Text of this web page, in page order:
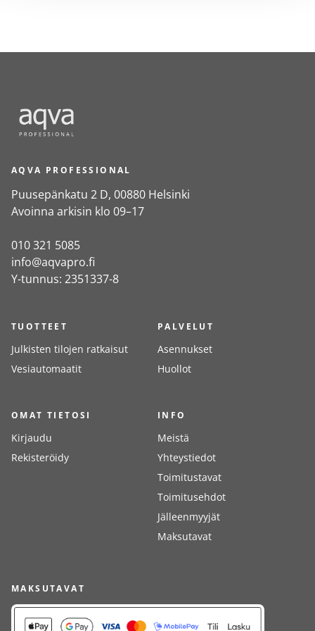
AQVA PROFESSIONAL
Puusepänkatu 2 D, 00880 Helsinki
Avoinna arkisin klo 09–17
010 321 5085
info@aqvapro.fi
Y-tunnus: 2351337-8
TUOTTEET
Julkisten tilojen ratkaisut
Vesiautomaatit
PALVELUT
Asennukset
Huollot
OMAT TIETOSI
Kirjaudu
Rekisteröidy
INFO
Meistä
Yhteystiedot
Toimitustavat
Toimitusehdot
Jälleenmyyjät
Maksutavat
MAKSUTAVAT